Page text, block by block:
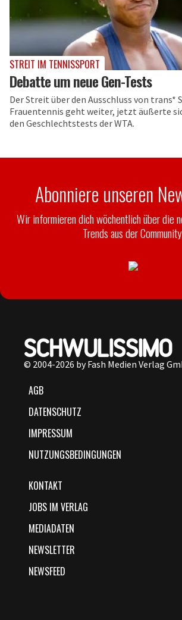
STREIT IM TENNISSPORT
Debatte um neue Gen-Tests
Der Streit über den Ausschluss von
Frauentennis geht weiter, jetzt äußerte
den Geschlechtstests der WTA.
Abonniere unseren
Wir informieren dich wöchentlich über die
Trends aus der
© 2004-2026 by Fash Medien Verlag
AGB
DATENSCHUTZ
IMPRESSUM
NUTZUNGSBEDINGUNGEN
KONTAKT
JOBS IM VERLAG
MEDIADATEN
NEWSLETTER
NEWSFEED